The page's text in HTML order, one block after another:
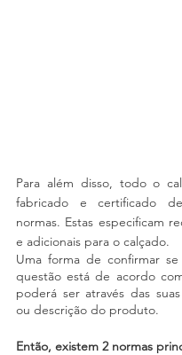
Para além disso, todo o
fabricado e certificado
normas. Estas especificam
e adicionais para o calçado.
Uma forma de confirmar
questão está de acordo
poderá ser através das
ou descrição do produto.
Então, existem 2 normas